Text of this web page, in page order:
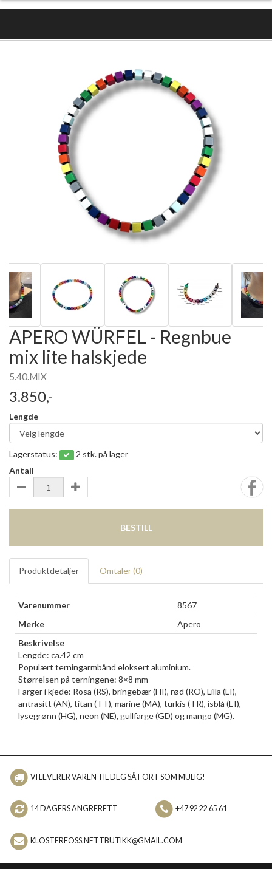
APERO WÜRFEL - Regnbue
mix lite halskjede
5.40.MIX
3.850,-
Lengde
Lagerstatus:
2 stk. på lager
Antall
BESTILL
Produktdetaljer Omtaler (0)
Varenummer
8567
Merke
Apero
Beskrivelse
Lengde: ca.42 cm
Populært terningarmbånd eloksert aluminium.
Størrelsen på terningene: 8×8 mm
Farger i kjede: Rosa (RS), bringebær (HI), rød (RO), Lilla (LI),
antrasitt (AN), titan (TT), marine (MA), turkis (TR), isblå (EI),
lysegrønn (HG), neon (NE), gullfarge (GD) og mango (MG).
VI LEVERER VAREN TIL DEG SÅ FORT SOM MULIG!
14 DAGERS ANGRERETT +47 92 22 65 61
KLOSTERFOSS.NETTBUTIKK@GMAIL.COM